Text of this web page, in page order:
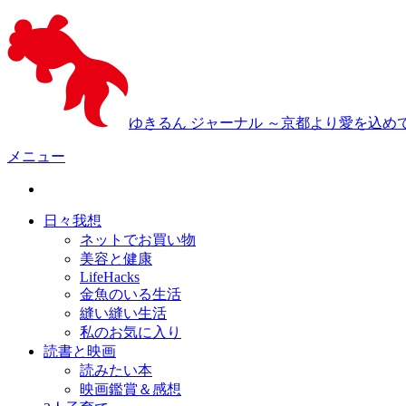
ゆきるん ジャーナル ～京都より愛を込め
メニュー
日々我想
ネットでお買い物
美容と健康
LifeHacks
金魚のいる生活
縫い縫い生活
私のお気に入り
読書と映画
読みたい本
映画鑑賞＆感想